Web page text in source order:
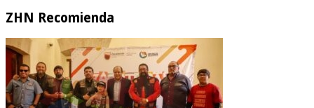
ZHN Recomienda